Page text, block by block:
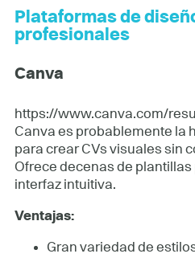
Plataformas de
profesionales
Canva
https://www.canva.com/
Canva es probablemente la
para crear CVs visuales sin
Ofrece decenas de
interfaz intuitiva.
Ventajas:
Gran variedad de